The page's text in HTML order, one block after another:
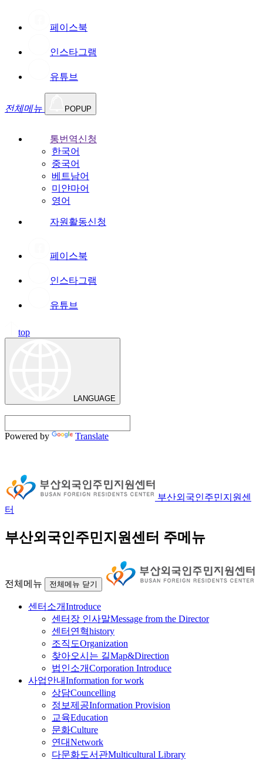
페이스북
인스타그램
유튜브
전체메뉴 POPUP
통번역신청
한국어
중국어
베트남어
미얀마어
영어
자원활동신청
페이스북
인스타그램
유튜브
top
LANGUAGE
Powered by Translate
부산외국인주민지원센
터
부산외국인주민지원센터 주메뉴
전체메뉴 전체메뉴 닫기
센터소개Introduce
센터장 인사말Message from the Director
센터연혁history
조직도Organization
찾아오시는 길Map&Direction
법인소개Corporation Introduce
사업안내Information for work
상담Councelling
정보제공Information Provision
교육Education
문화Culture
연대Network
다문화도서관Multicultural Library